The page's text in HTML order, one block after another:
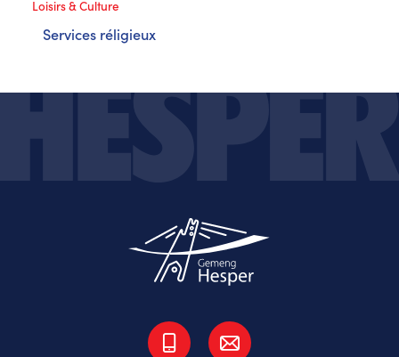
Loisirs & Culture
Services réligieux